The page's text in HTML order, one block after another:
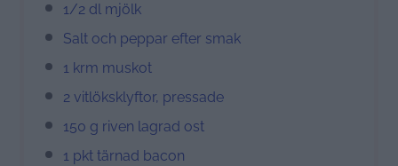
1/2 dl mjölk
Salt och peppar efter smak
1 krm muskot
2 vitlöksklyftor, pressade
150 g riven lagrad ost
1 pkt tärnad bacon